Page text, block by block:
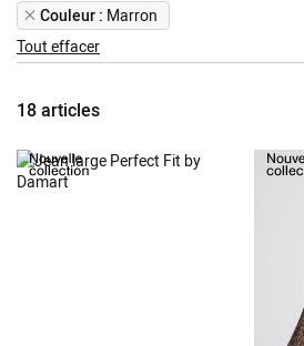
18articles
Couleur Marron
Remove
This
Item
Tout effacer